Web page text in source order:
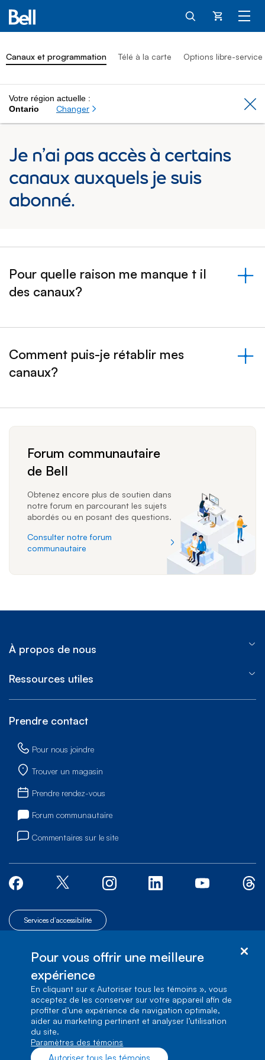
Panier
Canaux et programmation Télé à la carte Options libre-service
Votre région actuelle :
Ontario
Changer
Je n’ai pas accès à certains
canaux auxquels je suis
abonné.
Pour quelle raison me manque t il
des canaux?
&nbsp;- s'est effondré
Comment puis-je rétablir mes
canaux?
&nbsp;- s'est effondré
Forum communautaire
de Bell
Obtenez encore plus de soutien dans
notre forum en parcourant les sujets
abordés ou en posant des questions.
Consulter notre forum
communautaire
À propos de nous
Ressources utiles
Prendre contact
Pour nous joindre
Trouver un magasin
Prendre rendez-vous
Forum communautaire
Commentaires sur le site
Services d’accessibilité
Conditions d’utilisation |1, carrefour Alexander-Graham-Bell, Aile A-7,
Pour vous offrir une meilleure
expérience
En cliquant sur « Autoriser tous les témoins », vous
acceptez de les conserver sur votre appareil afin de
profiter d’une expérience de navigation optimale,
aider au marketing pertinent et analyser l’utilisation
du site.
Paramètres des témoins
Autoriser tous les témoins